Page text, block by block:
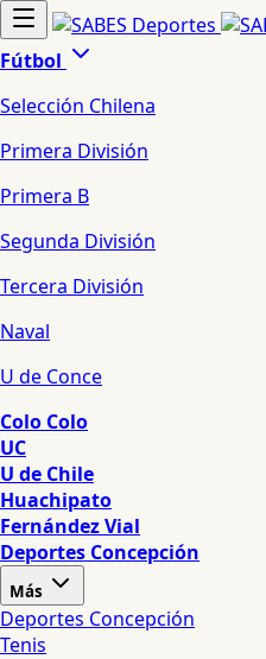
Fútbol
Selección Chilena
Primera División
Primera B
Segunda División
Tercera División
Naval
U de Conce
Colo Colo
UC
U de Chile
Huachipato
Fernández Vial
Deportes Concepción
Más
Deportes Concepción
Tenis